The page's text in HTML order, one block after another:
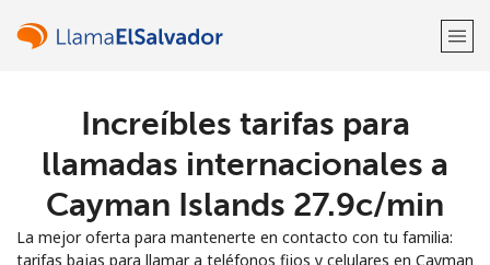
¡Bienvenido!
Regístrate con
Increíbles tarifas para
llamadas internacionales a
Cayman Islands ⁦27.9c⁩/min
La mejor oferta para mantenerte en contacto con tu familia:
tarifas bajas para llamar a teléfonos fijos y celulares en Cayman